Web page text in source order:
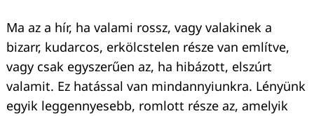
Ma az a hír, ha valami rossz, vagy valakinek a
bizarr, kudarcos, erkölcstelen része van említve,
vagy csak egyszerűen az, ha hibázott, elszúrt
valamit. Ez hatással van mindannyiunkra. Lényünk
egyik leggennyesebb, romlott része az, amelyik